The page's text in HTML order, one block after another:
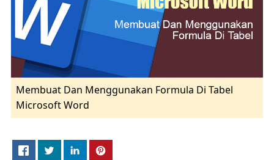
Membuat Dan Menggunakan Formula Di Tabel
Microsoft Word